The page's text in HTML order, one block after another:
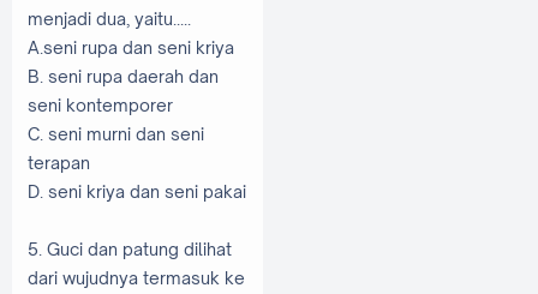
menjadi dua, yaitu.....
A.seni rupa dan seni kriya
B. seni rupa daerah dan
seni kontemporer
C. seni murni dan seni
terapan
D. seni kriya dan seni pakai
5. Guci dan patung dilihat
dari wujudnya termasuk ke